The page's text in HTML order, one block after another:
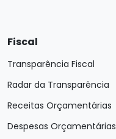
Fiscal
Transparência Fiscal
Radar da Transparência
Receitas Orçamentárias
Despesas Orçamentárias